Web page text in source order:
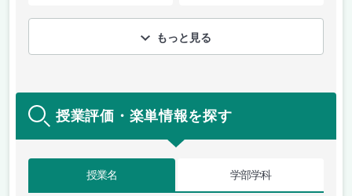
もっと見る
授業評価・楽単情報を探す
授業名 学部学科